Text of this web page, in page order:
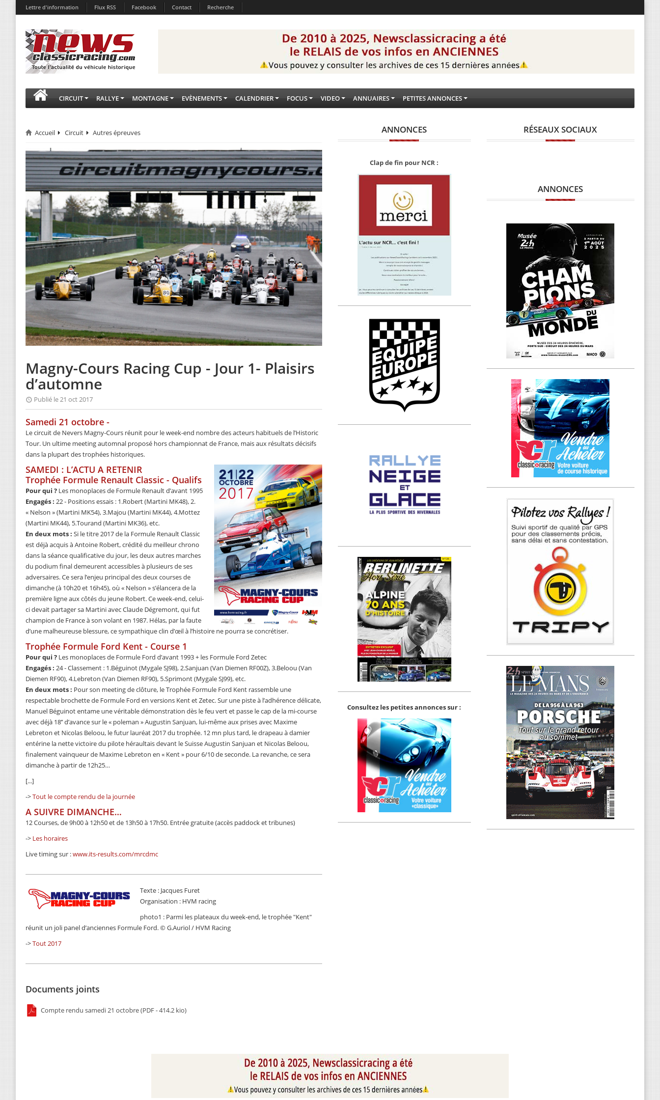
Lettre d'information Flux RSS Facebook Contact Recherche
CIRCUIT RALLYE MONTAGNE EVÈNEMENTS CALENDRIER FOCUS VIDEO ANNUAIRES PETITES ANNONCES
Accueil Circuit Autres épreuves
Magny-Cours Racing Cup - Jour 1- Plaisirs
d’automne
Publié le 21 oct 2017
Samedi 21 octobre -
Le circuit de Nevers Magny-Cours réunit pour le week-end nombre des acteurs habituels de l’Historic
Tour. Un ultime meeting automnal proposé hors championnat de France, mais aux résultats décisifs
dans la plupart des trophées historiques.
SAMEDI : L’ACTU A RETENIR
Trophée Formule Renault Classic - Qualifs
Pour qui ? Les monoplaces de Formule Renault d’avant 1995
Engagés : 22 - Positions essais : 1.Robert (Martini MK48), 2.
« Nelson » (Martini MK54), 3.Majou (Martini MK44), 4.Mottez
(Martini MK44), 5.Tourand (Martini MK36), etc.
En deux mots : Si le titre 2017 de la Formule Renault Classic
est déjà acquis à Antoine Robert, crédité du meilleur chrono
dans la séance qualificative du jour, les deux autres marches
du podium final demeurent accessibles à plusieurs de ses
adversaires. Ce sera l’enjeu principal des deux courses de
dimanche (à 10h20 et 16h45), où « Nelson » s’élancera de la
première ligne aux côtés du jeune Robert. Ce week-end, celui-
ci devait partager sa Martini avec Claude Dégremont, qui fut
champion de France à son volant en 1987. Hélas, par la faute
d’une malheureuse blessure, ce sympathique clin d’œil à l’histoire ne pourra se concrétiser.
Trophée Formule Ford Kent - Course 1
Pour qui ? Les monoplaces de Formule Ford d’avant 1993 + les Formule Ford Zetec
Engagés : 24 - Classement : 1.Béguinot (Mygale SJ98), 2.Sanjuan (Van Diemen RF00Z), 3.Beloou (Van
Diemen RF90), 4.Lebreton (Van Diemen RF90), 5.Sprimont (Mygale SJ99), etc.
En deux mots : Pour son meeting de clôture, le Trophée Formule Ford Kent rassemble une
respectable brochette de Formule Ford en versions Kent et Zetec. Sur une piste à l’adhérence délicate,
Manuel Béguinot entame une véritable démonstration dès le feu vert et passe le cap de la mi-course
avec déjà 18’’ d’avance sur le « poleman » Augustin Sanjuan, lui-même aux prises avec Maxime
Lebreton et Nicolas Beloou, le futur lauréat 2017 du trophée. 12 mn plus tard, le drapeau à damier
entérine la nette victoire du pilote héraultais devant le Suisse Augustin Sanjuan et Nicolas Beloou,
finalement vainqueur de Maxime Lebreton en « Kent » pour 6/10 de seconde. La revanche, ce sera
dimanche à partir de 12h25…
[...]
->Tout le compte rendu de la journée
A SUIVRE DIMANCHE…
12 Courses, de 9h00 à 12h50 et de 13h50 à 17h50. Entrée gratuite (accès paddock et tribunes)
-> Les horaires
Live timing sur :www.its-results.com/mrcdmc
Texte : Jacques Furet
Organisation : HVM racing
photo1 : Parmi les plateaux du week-end, le trophée "Kent"
réunit un joli panel d’anciennes Formule Ford. © G.Auriol / HVM Racing
->Tout 2017
Documents joints
Compte rendu samedi 21 octobre (PDF - 414.2 kio)
ANNONCES
Clap de fin pour NCR :
Consultez les petites annonces sur :
RÉSEAUX SOCIAUX
ANNONCES